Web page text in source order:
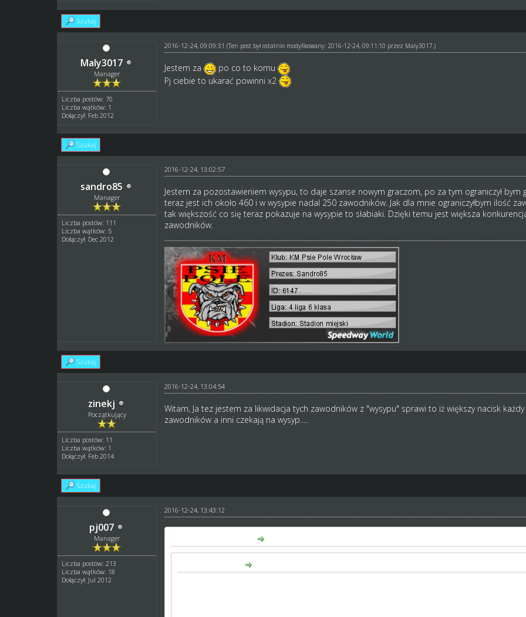
Szukaj
Maly3017
Manager
Liczba postów: 70
Liczba wątków: 1
Dołączył: Feb 2012
2016-12-24, 09:09:31 (Ten post był ostatnio modyfikowany: 2016-12-24, 09:11:10 przez Maly3017 .)
Jestem za
po co to komu
Pj ciebie to ukarać powinni x2
Szukaj
sandro85
Manager
Liczba postów: 111
Liczba wątków: 5
Dołączył: Dec 2012
2016-12-24, 13:02:57
Jestem za pozostawieniem wysypu, to daje szanse nowym graczom, po za tym ograniczył bym
teraz jest ich około 460 i w wysypie nadal 250 zawodników. Jak dla mnie ograniczyłbym ilość
tak większość co się teraz pokazuje na wysypie to słabiaki. Dzięki temu jest większa
zawodników.
Szukaj
zinekj
Początkujący
Liczba postów: 11
Liczba wątków: 1
Dołączył: Feb 2014
2016-12-24, 13:04:54
Witam, Ja tez jestem za likwidacja tych zawodników z "wysypu" sprawi to iż większy nacisk
zawodników a inni czekają na wysyp.....
Szukaj
pj007
Manager
Liczba postów: 213
Liczba wątków: 18
Dołączył: Jul 2012
2016-12-24, 13:43:12